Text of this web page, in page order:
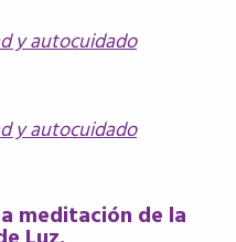
y autocuidado
y autocuidado
meditación de la